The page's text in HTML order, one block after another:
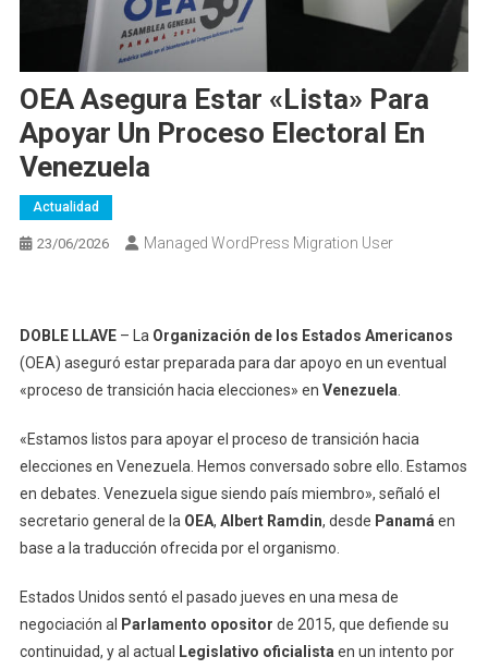
OEA Asegura Estar «lista» Para
Apoyar Un Proceso Electoral En
Venezuela
Actualidad
23/06/2026 Managed WordPress Migration User
DOBLE LLAVE– La Organización de los Estados Americanos
(OEA) aseguró estar preparada para dar apoyo en un eventual
«proceso de transición hacia elecciones» en Venezuela.
«Estamos listos para apoyar el proceso de transición hacia
elecciones en Venezuela. Hemos conversado sobre ello. Estamos
en debates. Venezuela sigue siendo país miembro», señaló el
secretario general de la OEA, Albert Ramdin, desde Panamáen
base a la traducción ofrecida por el organismo.
Estados Unidos sentó el pasado jueves en una mesa de
negociación al Parlamento opositor de 2015, que defiende su
continuidad, y al actual Legislativo oficialistaen un intento por